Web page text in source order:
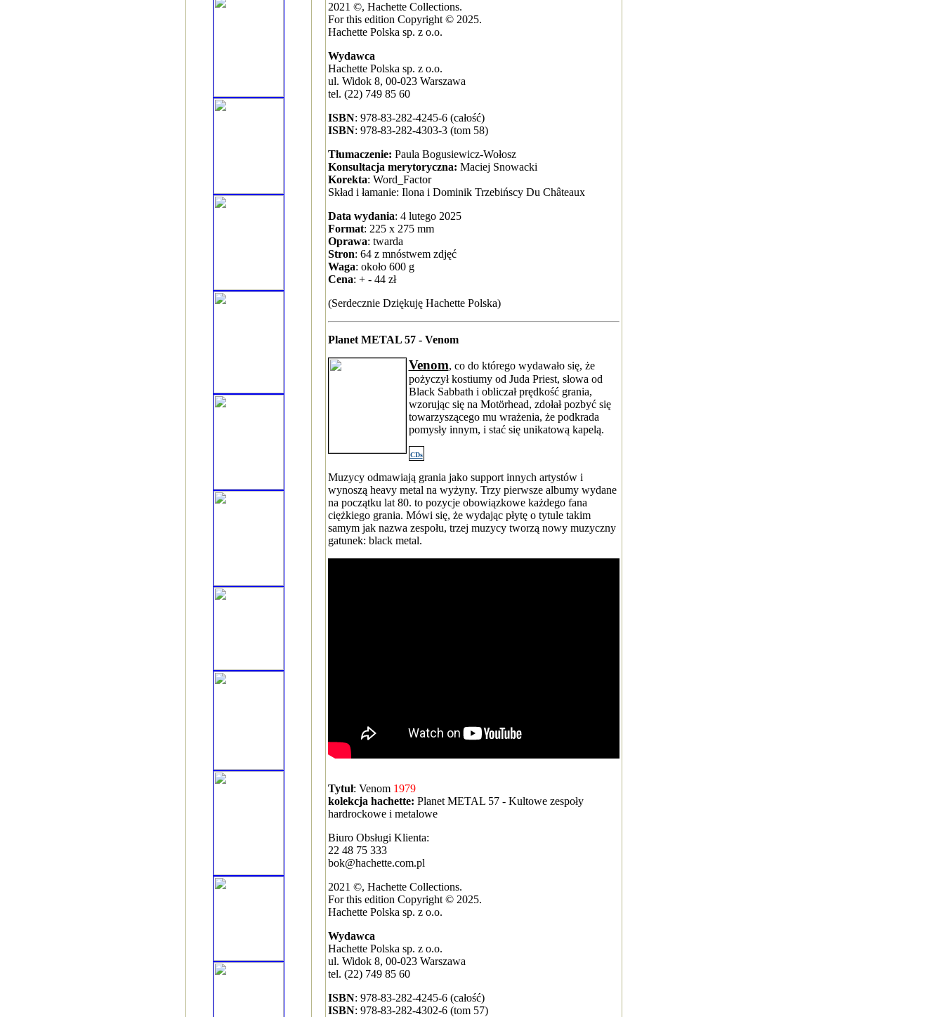
2021 ©, Hachette Collections.
For this edition Copyright © 2025.
Hachette Polska sp. z o.o.
Wydawca
Hachette Polska sp. z o.o.
ul. Widok 8, 00-023 Warszawa
tel. (22) 749 85 60
ISBN: 978-83-282-4245-6 (całość)
ISBN: 978-83-282-4303-3 (tom 58)
Tłumaczenie: Paula Bogusiewicz-Wołosz
Konsultacja merytoryczna: Maciej Snowacki
Korekta: Word_Factor
Skład i łamanie: Ilona i Dominik Trzebińscy Du Châteaux
Data wydania: 4 lutego 2025
Format: 225 x 275 mm
Oprawa: twarda
Stron: 64 z mnóstwem zdjęć
Waga: około 600 g
Cena: + - 44 zł
(Serdecznie Dziękuję Hachette Polska)
Planet METAL 57 - Venom
Venom, co do którego wydawało się, że
pożyczył kostiumy od Juda Priest, słowa od
Black Sabbath i obliczał prędkość grania,
wzorując się na Motörhead, zdołał pozbyć się
towarzyszącego mu wrażenia, że podkrada
pomysły innym, i stać się unikatową kapelą.
CDs
Muzycy odmawiają grania jako support innych artystów i
wynoszą heavy metal na wyżyny. Trzy pierwsze albumy wydane
na początku lat 80. to pozycje obowiązkowe każdego fana
ciężkiego grania. Mówi się, że wydając płytę o tytule takim
samym jak nazwa zespołu, trzej muzycy tworzą nowy muzyczny
gatunek: black metal.
Tytuł: Venom1979
kolekcja hachette: Planet METAL 57 - Kultowe zespoły
hardrockowe i metalowe
Biuro Obsługi Klienta:
22 48 75 333
bok@hachette.com.pl
2021 ©, Hachette Collections.
For this edition Copyright © 2025.
Hachette Polska sp. z o.o.
Wydawca
Hachette Polska sp. z o.o.
ul. Widok 8, 00-023 Warszawa
tel. (22) 749 85 60
ISBN: 978-83-282-4245-6 (całość)
ISBN: 978-83-282-4302-6 (tom 57)